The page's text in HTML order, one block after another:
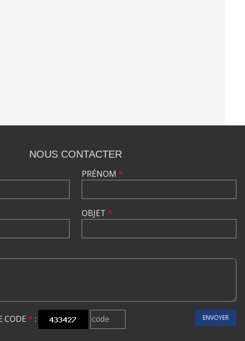
NOUS CONTACTER
PRÉNOM *
OBJET *
CODE * : ENVOYER